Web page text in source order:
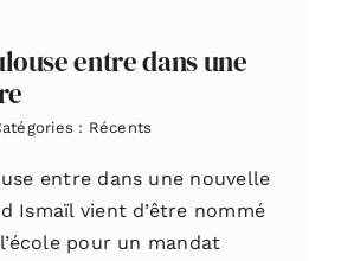
entre dans une
: Récents
entre dans une nouvelle
Ismaïl vient d’être nommé
pour un mandat